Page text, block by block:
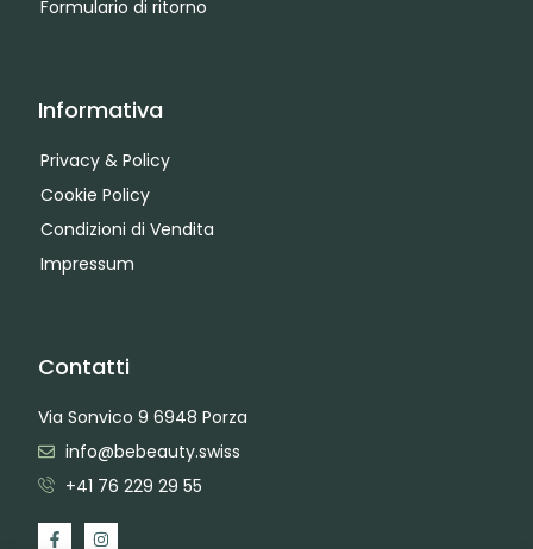
Formulario di ritorno
Informativa
Privacy & Policy
Cookie Policy
Condizioni di Vendita
Impressum
Contatti
Via Sonvico 9 6948 Porza
info@bebeauty.swiss
+41 76 229 29 55